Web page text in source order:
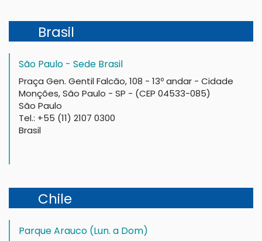
Brasil
São Paulo - Sede Brasil
Praça Gen. Gentil Falcão, 108 - 13º andar - Cidade
Monções, São Paulo - SP - (CEP 04533-085)
São Paulo
Tel.: +55 (11) 2107 0300
Brasil
Chile
Parque Arauco (Lun. a Dom)